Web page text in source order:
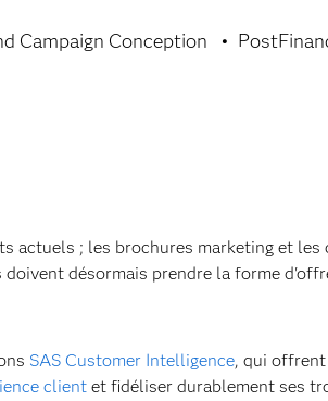
Campaign Conception
actuels ; les brochures marketing et les
désormais prendre la forme
SAS Customer Intelligence, qui
clientet fidéliser durablement ses